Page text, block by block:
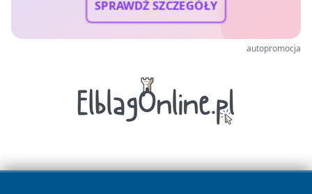
SPRAWDŹ SZCZEGÓŁY
autopromocja